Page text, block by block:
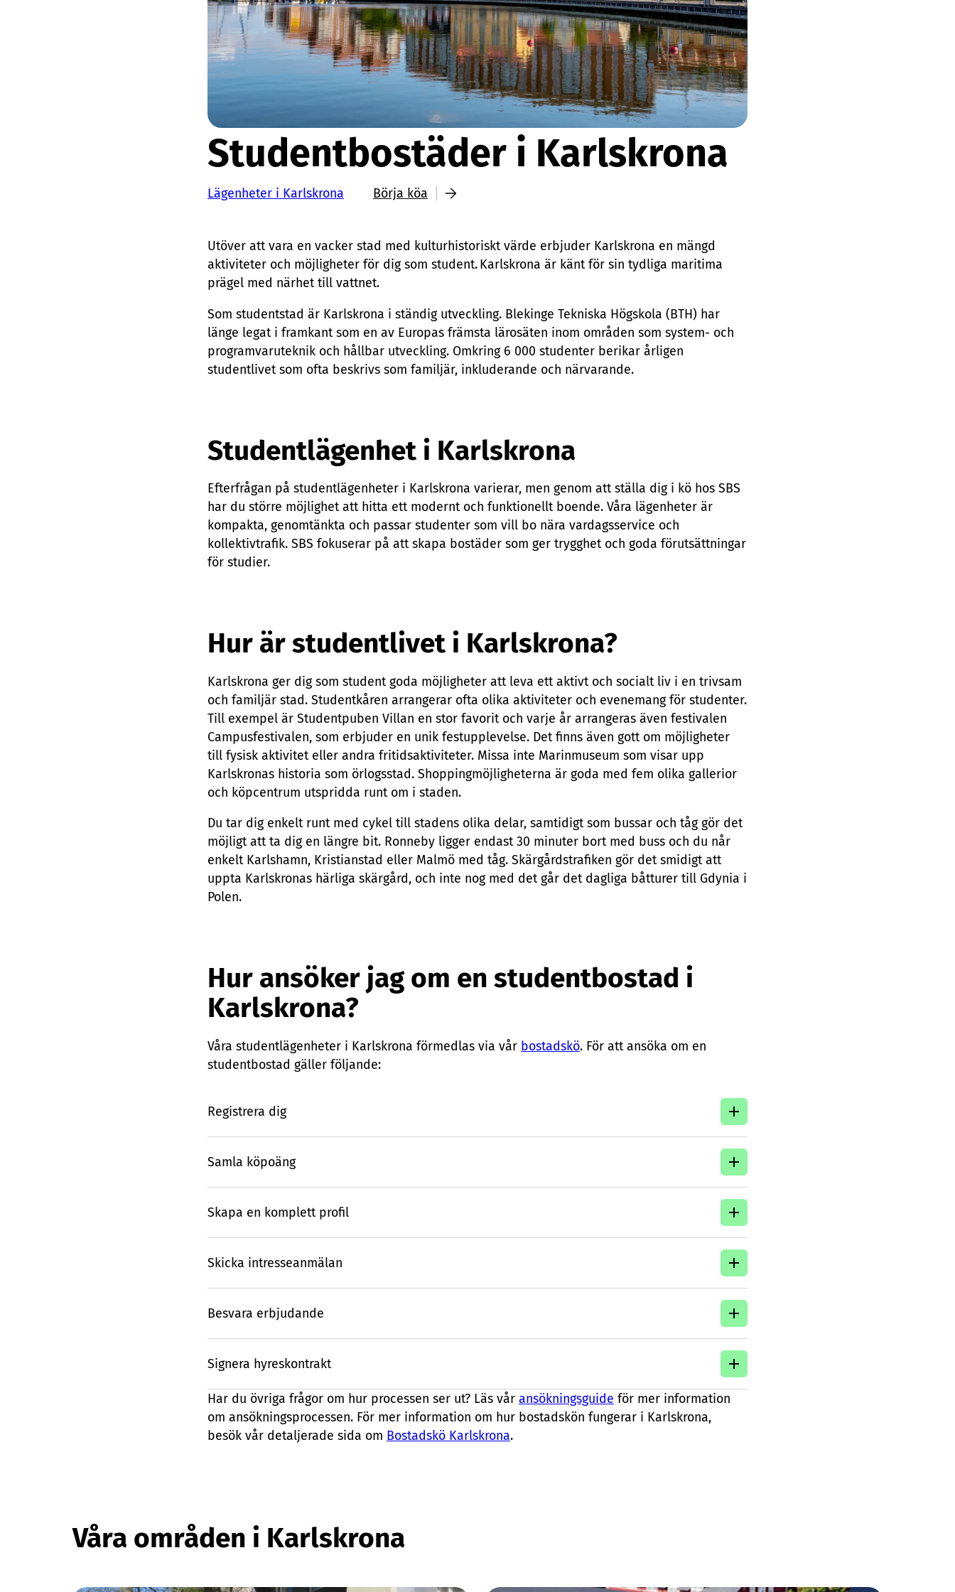
Studentbostäder i Karlskrona
Lägenheter i Karlskrona Börja köa
Utöver att vara en vacker stad med kulturhistoriskt värde erbjuder Karlskrona en mängd
aktiviteter och möjligheter för dig som student. Karlskrona är känt för sin tydliga maritima
prägel med närhet till vattnet.
Som studentstad är Karlskrona i ständig utveckling. Blekinge Tekniska Högskola (BTH) har
länge legat i framkant som en av Europas främsta lärosäten inom områden som system- och
programvaruteknik och hållbar utveckling. Omkring 6 000 studenter berikar årligen
studentlivet som ofta beskrivs som familjär, inkluderande och närvarande.
Studentlägenhet i Karlskrona
Efterfrågan på studentlägenheter i Karlskrona varierar, men genom att ställa dig i kö hos SBS
har du större möjlighet att hitta ett modernt och funktionellt boende. Våra lägenheter är
kompakta, genomtänkta och passar studenter som vill bo nära vardagsservice och
kollektivtrafik. SBS fokuserar på att skapa bostäder som ger trygghet och goda förutsättningar
för studier.
Hur är studentlivet i Karlskrona?
Karlskrona ger dig som student goda möjligheter att leva ett aktivt och socialt liv i en trivsam
och familjär stad. Studentkåren arrangerar ofta olika aktiviteter och evenemang för studenter.
Till exempel är Studentpuben Villan en stor favorit och varje år arrangeras även festivalen
Campusfestivalen, som erbjuder en unik festupplevelse. Det finns även gott om möjligheter
till fysisk aktivitet eller andra fritidsaktiviteter. Missa inte Marinmuseum som visar upp
Karlskronas historia som örlogsstad. Shoppingmöjligheterna är goda med fem olika gallerior
och köpcentrum utspridda runt om i staden.
Du tar dig enkelt runt med cykel till stadens olika delar, samtidigt som bussar och tåg gör det
möjligt att ta dig en längre bit. Ronneby ligger endast 30 minuter bort med buss och du når
enkelt Karlshamn, Kristianstad eller Malmö med tåg. Skärgårdstrafiken gör det smidigt att
uppta Karlskronas härliga skärgård, och inte nog med det går det dagliga båtturer till Gdynia i
Polen.
Hur ansöker jag om en studentbostad i
Karlskrona?
Våra studentlägenheter i Karlskrona förmedlas via vår bostadskö. För att ansöka om en
studentbostad gäller följande:
Registrera dig
Samla köpoäng
Skapa en komplett profil
Skicka intresseanmälan
Besvara erbjudande
Signera hyreskontrakt
Har du övriga frågor om hur processen ser ut? Läs vår ansökningsguide för mer information
om ansökningsprocessen. För mer information om hur bostadskön fungerar i Karlskrona,
besök vår detaljerade sida om Bostadskö Karlskrona.
Våra områden i Karlskrona